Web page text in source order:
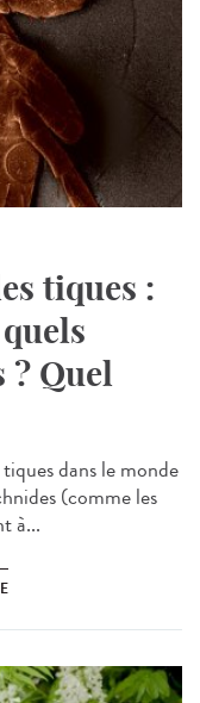
tiques :
? Quel
dans le monde
(comme les
à...